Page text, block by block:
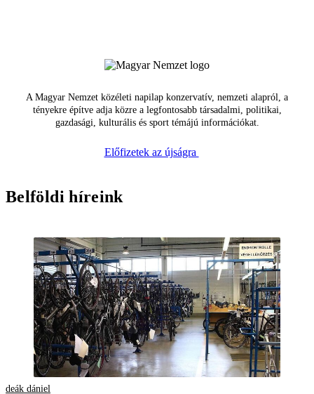
A Magyar Nemzet közéleti napilap konzervatív, nemzeti alapról, a
tényekre építve adja közre a legfontosabb társadalmi, politikai,
gazdasági, kulturális és sport témájú információkat.
Előfizetek az újságra
Belföldi híreink
deák dániel